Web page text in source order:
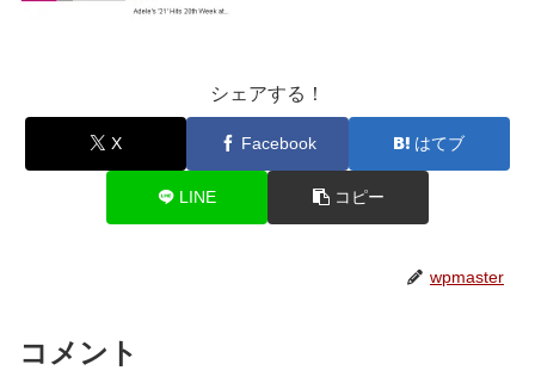
シェアする！
X Facebook はてブ
LINE コピー
wpmaster
コメント